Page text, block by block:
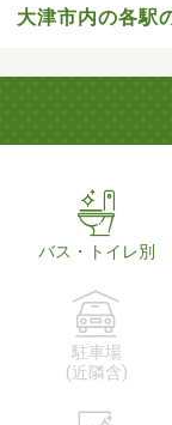
大津市内の各駅
バス・トイレ別
駐車場
(近隣含)